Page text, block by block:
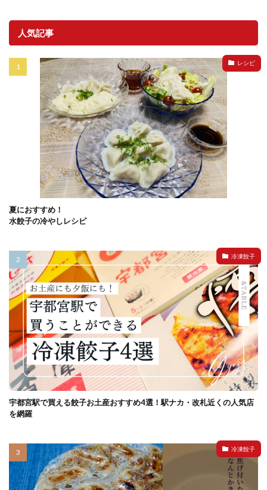
人気記事
レシピ
夏におすすめ！
水餃子の冷やしレシピ
冷凍餃子
宇都宮駅で買える餃子お土産おすすめ4選！駅ナカ・改札近くの人気店
を網羅
冷凍餃子